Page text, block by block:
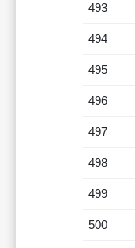
493
494
495
496
497
498
499
500